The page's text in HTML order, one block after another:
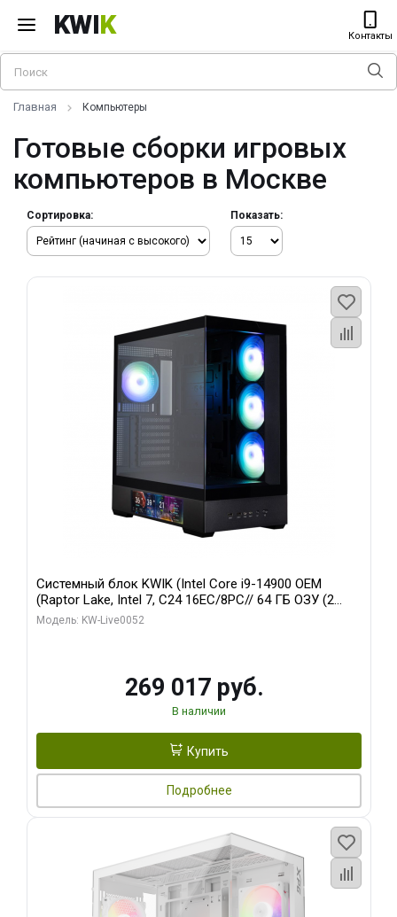
KWIK Контакты
Главная Компьютеры
Готовые сборки игровых
компьютеров в Москве
Сортировка: Показать:
Системный блок KWIK (Intel Core i9-14900 OEM
(Raptor Lake, Intel 7, C24 16EC/8PC// 64 ГБ ОЗУ (2
модуля)/ Palit RTX5080 GAMINGPRO OC 16GB GDDR7
Модель: KW-Live0052
269 017 руб.
В наличии
Купить
Подробнее